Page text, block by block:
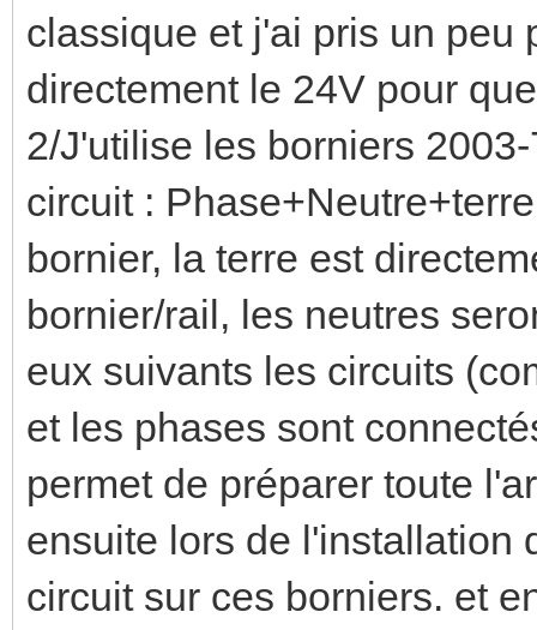
classique et j'ai pris un peu
directement le 24V pour
2/J'utilise les borniers
circuit :
bornier, la terre est
bornier/rail, les neutres
eux suivants les circuits
et les phases sont
permet de préparer toute
ensuite lors de l'installation
circuit sur ces borniers. et